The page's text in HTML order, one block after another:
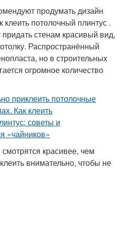
продумать дизайн
клеить потолочный плинтус .
стенам красивый вид,
Распространённый
но в строительных
огромное количество
красивее, чем
внимательно, чтобы не